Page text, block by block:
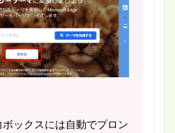
ックスには自動でプロン